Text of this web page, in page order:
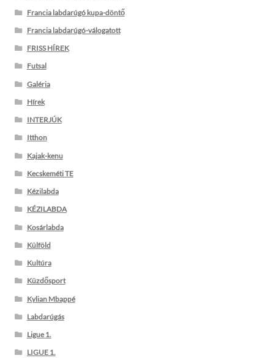
Francia labdarúgó kupa-döntő
Francia labdarúgó-válogatott
FRISS HÍREK
Futsal
Galéria
Hírek
INTERJÚK
Itthon
Kajak-kenu
Kecskeméti TE
Kézilabda
KÉZILABDA
Kosárlabda
Külföld
Kultúra
Küzdősport
Kylian Mbappé
Labdarúgás
Ligue 1.
LIGUE 1.